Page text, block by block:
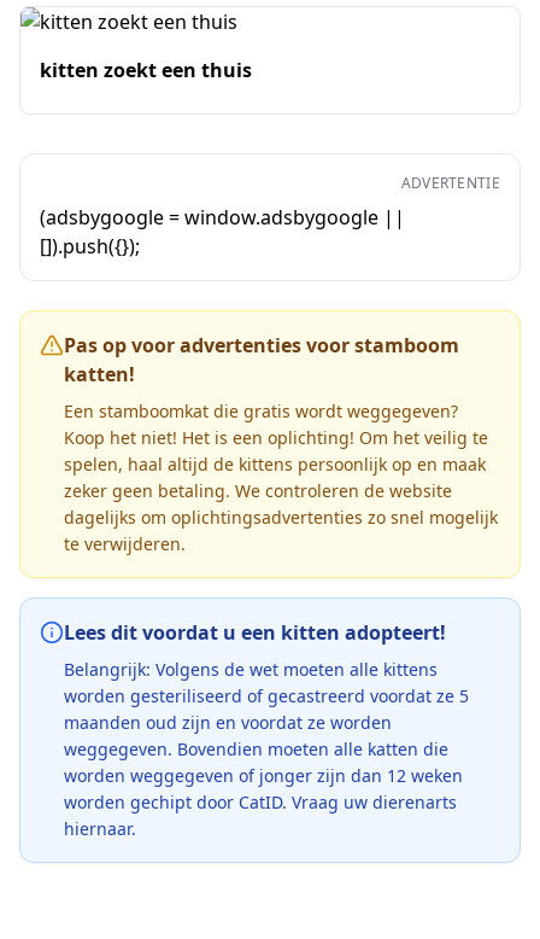
kitten zoekt een thuis
ADVERTENTIE
(adsbygoogle = window.adsbygoogle ||
[]).push({});
Pas op voor advertenties voor stamboom
katten!
Een stamboomkat die gratis wordt weggegeven?
Koop het niet! Het is een oplichting! Om het veilig te
spelen, haal altijd de kittens persoonlijk op en maak
zeker geen betaling. We controleren de website
dagelijks om oplichtingsadvertenties zo snel mogelijk
te verwijderen.
Lees dit voordat u een kitten adopteert!
Belangrijk: Volgens de wet moeten alle kittens
worden gesteriliseerd of gecastreerd voordat ze 5
maanden oud zijn en voordat ze worden
weggegeven. Bovendien moeten alle katten die
worden weggegeven of jonger zijn dan 12 weken
worden gechipt door CatID. Vraag uw dierenarts
hiernaar.